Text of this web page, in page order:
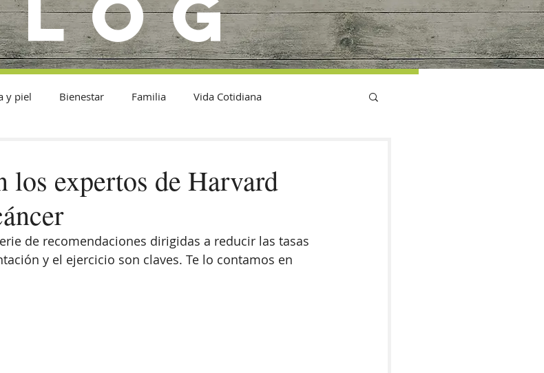
y piel Bienestar Familia Vida Cotidiana
los expertos de Harvard
de recomendaciones dirigidas a reducir las tasas
y el ejercicio son claves. Te lo contamos en